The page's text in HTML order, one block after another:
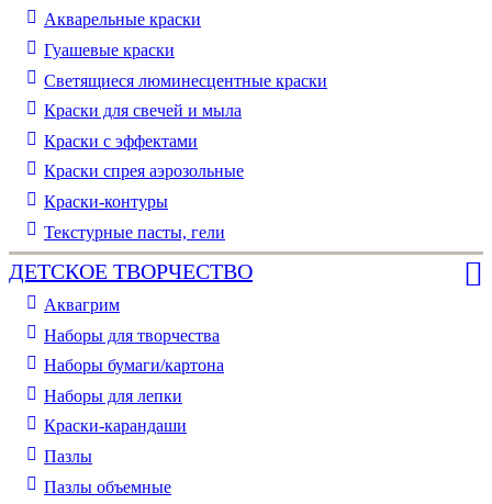
Акварельные краски
Гуашевые краски
Светящиеся люминесцентные краски
Краски для свечей и мыла
Краски с эффектами
Краски спрея аэрозольные
Краски-контуры
Текстурные пасты, гели
ДЕТСКОЕ ТВОРЧЕСТВО
Аквагрим
Наборы для творчества
Наборы бумаги/картона
Наборы для лепки
Краски-карандаши
Пазлы
Пазлы объемные